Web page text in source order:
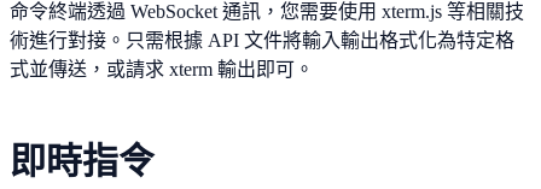
命令終端透過 WebSocket 通訊，您需要使用 xterm.js 等相關技
術進行對接。只需根據 API 文件將輸入輸出格式化為特定格
式並傳送，或請求 xterm 輸出即可。
即時指令